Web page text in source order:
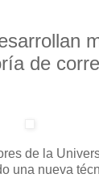
de
de la
una nueva